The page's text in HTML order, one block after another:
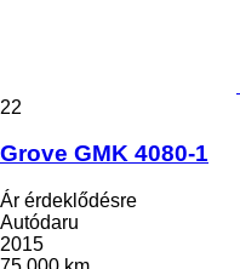
22
Grove GMK 4080-1
Ár érdeklődésre
Autódaru
2015